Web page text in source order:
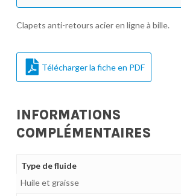
Clapets anti-retours acier en ligne à bille.
Télécharger la fiche en PDF
INFORMATIONS
COMPLÉMENTAIRES
Type de fluide
Huile et graisse